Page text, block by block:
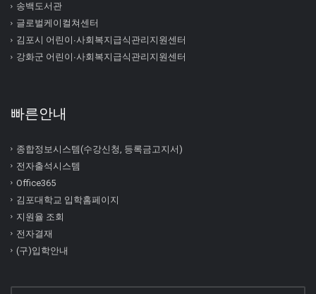
송백도서관
글로벌케이컬쳐센터
김포시 어린이∙사회복지급식관리지원센터
강화군 어린이∙사회복지급식관리지원센터
빠른안내
종합정보시스템(수강신청, 등록금고지서)
전자출석시스템
Office365
김포대학교 입학홈페이지
지원율 조회
전자결재
(구)입학안내